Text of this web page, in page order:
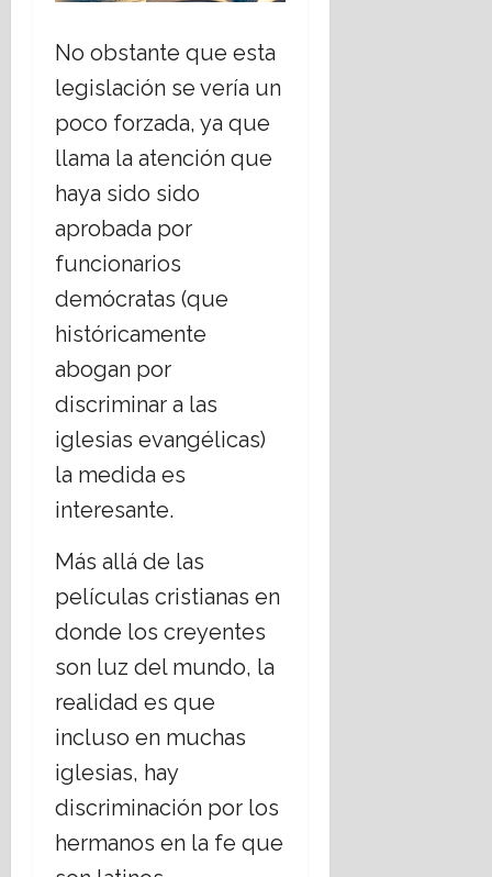
No obstante que esta
legislación se vería un
poco forzada, ya que
llama la atención que
haya sido sido
aprobada por
funcionarios
demócratas (que
históricamente
abogan por
discriminar a las
iglesias evangélicas)
la medida es
interesante.
Más allá de las
películas cristianas en
donde los creyentes
son luz del mundo, la
realidad es que
incluso en muchas
iglesias, hay
discriminación por los
hermanos en la fe que